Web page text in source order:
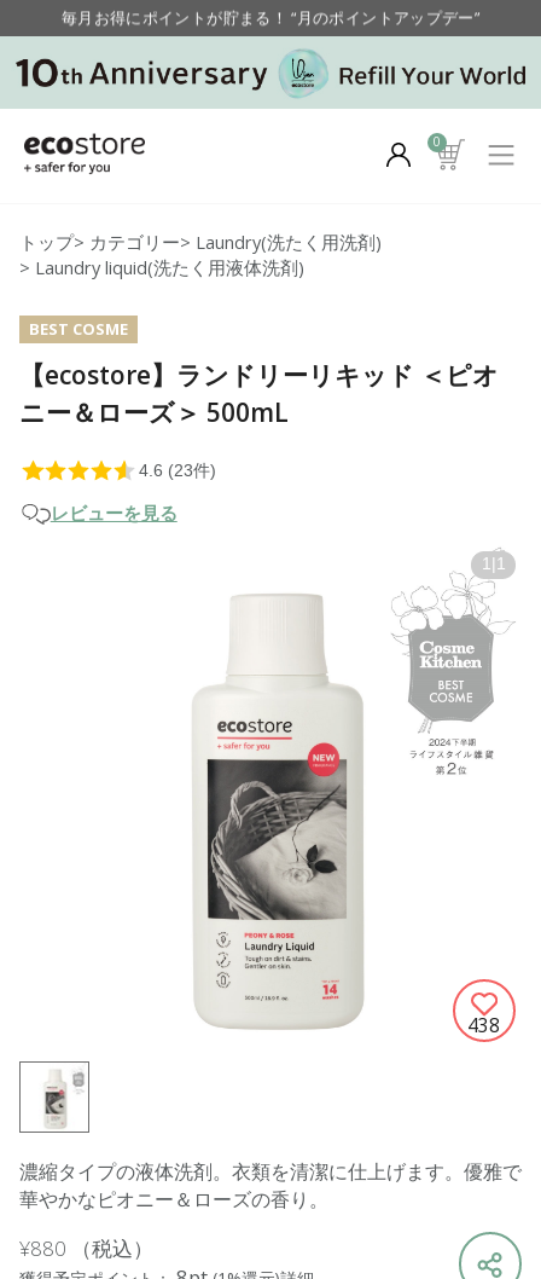
毎月お得にポイントが貯まる！ “月のポイントアップデー”
【重要】お盆期間中のお問い合わせと商品配送に関しまして
毎月お得にポイントが貯まる！ “月のポイントアップデー”
0
トップ> カテゴリー> Laundry(洗たく用洗剤)
> Laundry liquid(洗たく用液体洗剤)
BEST COSME
【ecostore】ランドリーリキッド ＜ピオ
ニー＆ローズ＞ 500mL
レビューを見る
1 1
438
濃縮タイプの液体洗剤。衣類を清潔に仕上げます。優雅で
華やかなピオニー＆ローズの香り。
¥880 （税込）